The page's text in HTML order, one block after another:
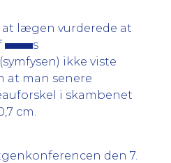
at lægen vurderede at
s
ikke viste
at man senere
i skambenet
cm.
den 7.